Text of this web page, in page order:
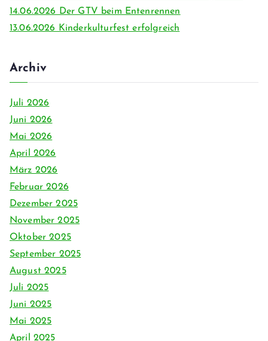
14.06.2026 Der GTV beim Entenrennen
13.06.2026 Kinderkulturfest erfolgreich
Archiv
Juli 2026
Juni 2026
Mai 2026
April 2026
März 2026
Februar 2026
Dezember 2025
November 2025
Oktober 2025
September 2025
August 2025
Juli 2025
Juni 2025
Mai 2025
April 2025